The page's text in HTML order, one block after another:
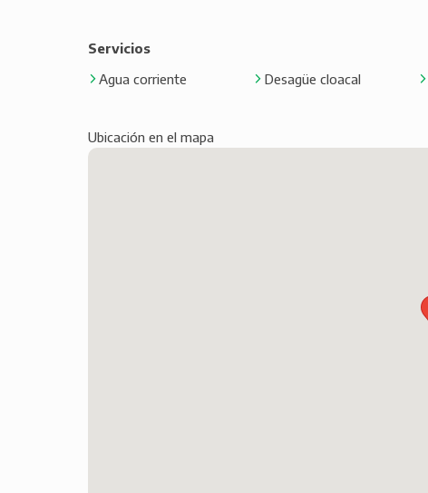
Servicios
Agua corriente
Desagüe cloacal
Ubicación en el mapa